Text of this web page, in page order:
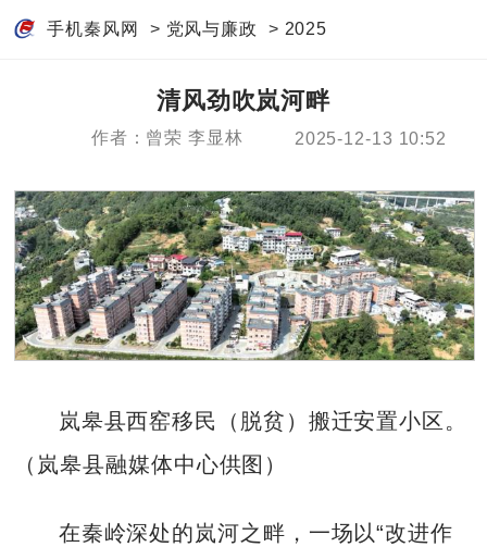
手机秦风网 > 党风与廉政 > 2025
清风劲吹岚河畔
作者：曾荣 李显林 2025-12-13 10:52
岚皋县西窑移民（脱贫）搬迁安置小区。
（岚皋县融媒体中心供图）
在秦岭深处的岚河之畔，一场以“改进作